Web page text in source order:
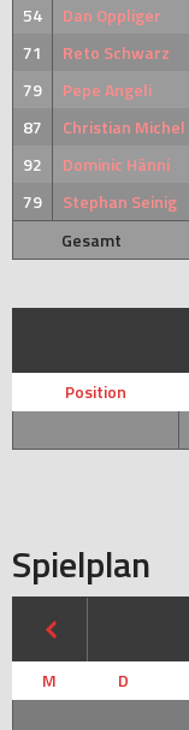
54
Dan Oppliger
71
Reto Schwarz
79
Pepe Angeli
87
Christian Michel
92
Dominic Hänni
79
Stephan Seinig
Gesamt
Position
Spielplan
M D